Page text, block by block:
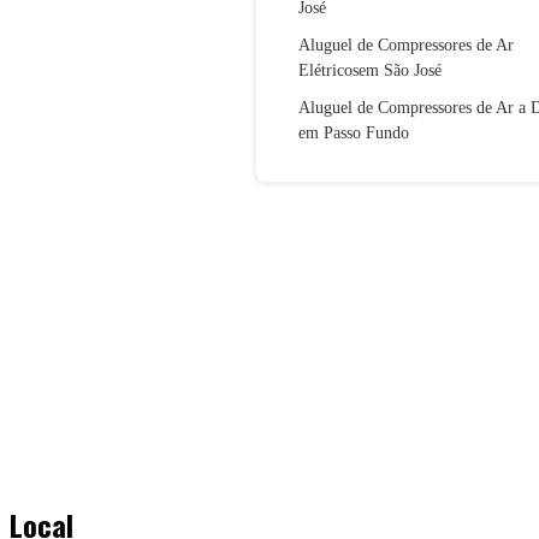
José
Aluguel de Compressores de Ar
Elétricosem São José
Aluguel de Compressores de Ar a
em Passo Fundo
Local